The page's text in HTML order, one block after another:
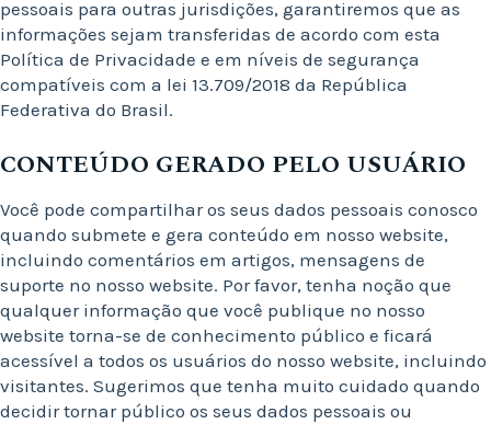
pessoais para outras jurisdições, garantiremos que as
informações sejam transferidas de acordo com esta
Política de Privacidade e em níveis de segurança
compatíveis com a lei 13.709/2018 da República
Federativa do Brasil.
CONTEÚDO GERADO PELO USUÁRIO
Você pode compartilhar os seus dados pessoais conosco
quando submete e gera conteúdo em nosso website,
incluindo comentários em artigos, mensagens de
suporte no nosso website. Por favor, tenha noção que
qualquer informação que você publique no nosso
website torna-se de conhecimento público e ficará
acessível a todos os usuários do nosso website, incluindo
visitantes. Sugerimos que tenha muito cuidado quando
decidir tornar público os seus dados pessoais ou